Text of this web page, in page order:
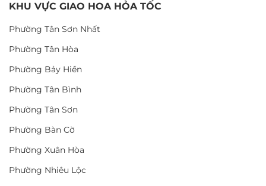
KHU VỰC GIAO HOA HỎA TỐC
Phường Tân Sơn Nhất
Phường Tân Hòa
Phường Bảy Hiền
Phường Tân Bình
Phường Tân Sơn
Phường Bàn Cờ
Phường Xuân Hòa
Phường Nhiêu Lộc